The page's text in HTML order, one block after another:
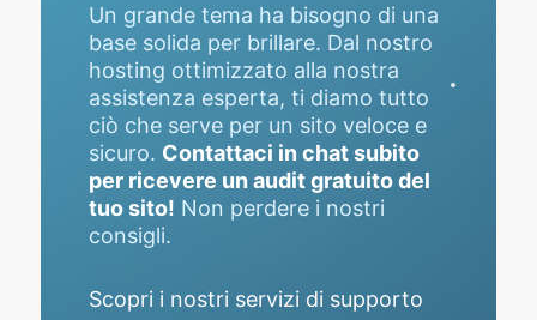
Un grande tema ha bisogno di una
base solida per brillare. Dal nostro
hosting ottimizzato alla nostra
assistenza esperta, ti diamo tutto
ciò che serve per un sito veloce e
sicuro. Contattaci in chat subito
per ricevere un audit gratuito del
tuo sito! Non perdere i nostri
consigli.
Scopri i nostri servizi di supporto